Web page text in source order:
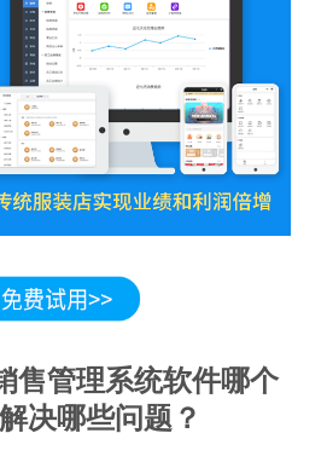
售管理系统软件哪个
决哪些问题？